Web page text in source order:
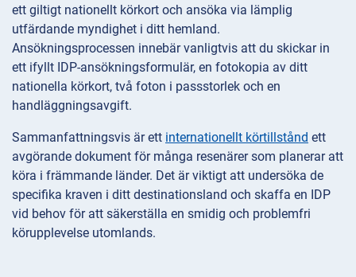
ett giltigt nationellt körkort och ansöka via lämplig
utfärdande myndighet i ditt hemland.
Ansökningsprocessen innebär vanligtvis att du skickar in
ett ifyllt IDP-ansökningsformulär, en fotokopia av ditt
nationella körkort, två foton i passstorlek och en
handläggningsavgift.
Sammanfattningsvis är ett internationellt körtillstånd ett
avgörande dokument för många resenärer som planerar att
köra i främmande länder. Det är viktigt att undersöka de
specifika kraven i ditt destinationsland och skaffa en IDP
vid behov för att säkerställa en smidig och problemfri
körupplevelse utomlands.